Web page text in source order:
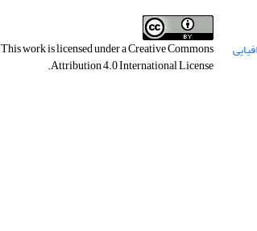
This work is licensed under aCreative Commons
Attribution 4.0 International License
.